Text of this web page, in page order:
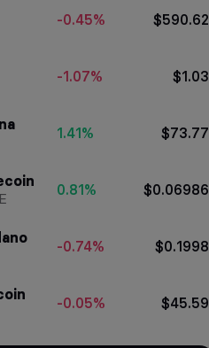
-0.45% $590.62
-1.07% $1.03
1.41% $73.77
0.81% $0.06986
-0.74% $0.1998
-0.05% $45.59